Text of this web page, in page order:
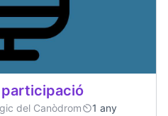
participació
del Canòdrom
1 any